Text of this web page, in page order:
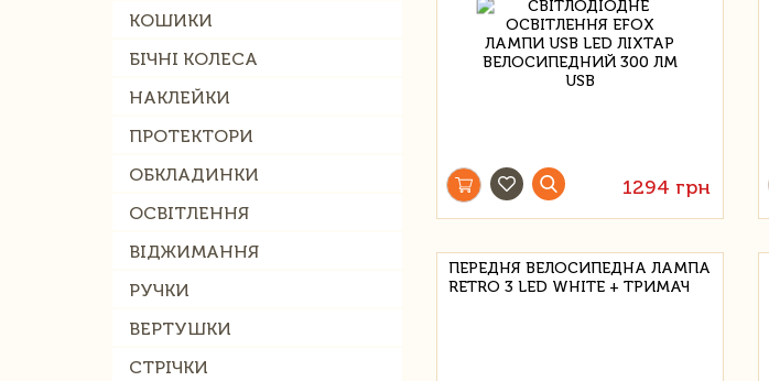
КОШИКИ
БІЧНІ КОЛЕСА
НАКЛЕЙКИ
ПРОТЕКТОРИ
ОБКЛАДИНКИ
ОСВІТЛЕННЯ
ВІДЖИМАННЯ
РУЧКИ
ВЕРТУШКИ
СТРІЧКИ
1294 грн
ПЕРЕДНЯ ВЕЛОСИПЕДНА ЛАМПА
RETRO 3 LED WHITE + ТРИМАЧ